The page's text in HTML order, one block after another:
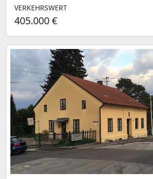
VERKEHRSWERT
405.000 €